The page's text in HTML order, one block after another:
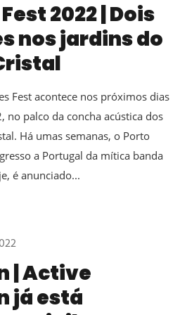
2022 | Dois
nos jardins do
Fest acontece nos próximos dias
no palco da concha acústica dos
Há umas semanas, o Porto
a Portugal da mítica banda
é anunciado...
| Active
já está